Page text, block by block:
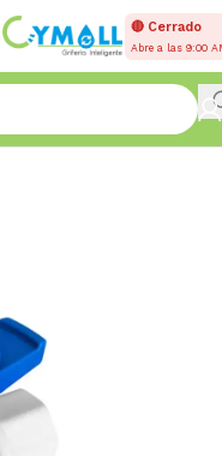
🔴 Cerrado
Abre a las 9:00